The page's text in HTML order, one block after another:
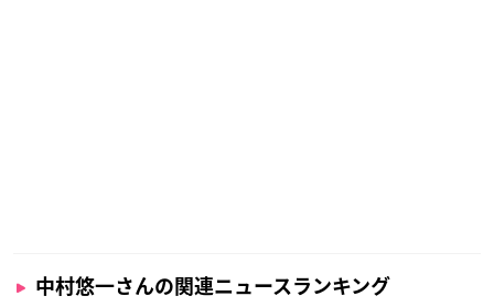
中村悠一さんの関連ニュースランキング